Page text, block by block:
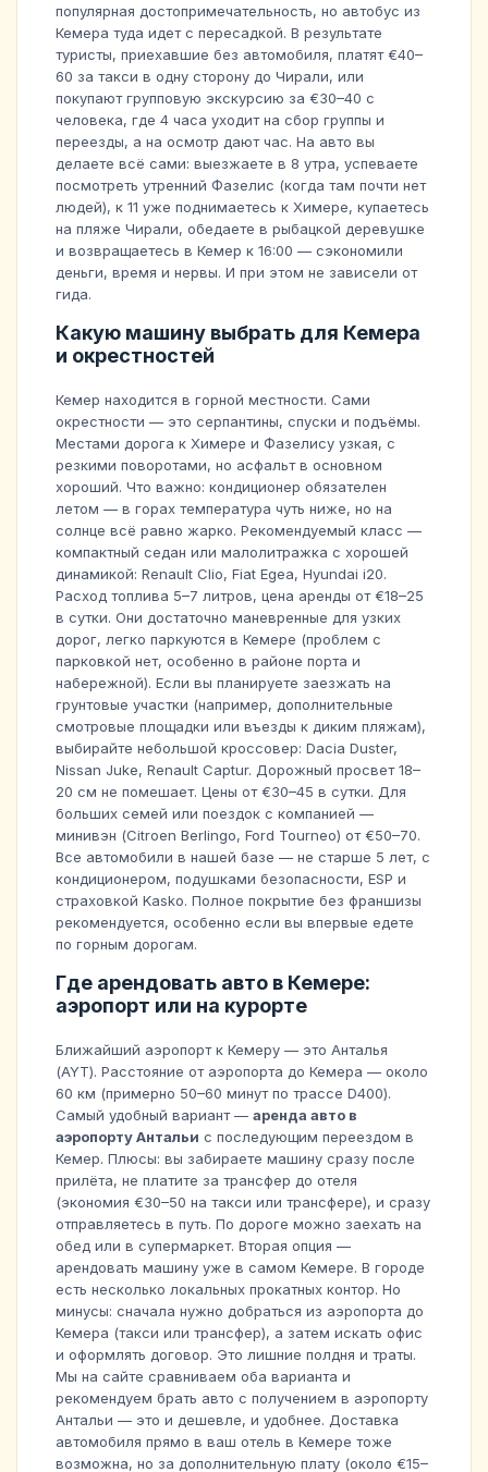
популярная достопримечательность, но автобус из
Кемера туда идет с пересадкой. В результате
туристы, приехавшие без автомобиля, платят €40–
60 за такси в одну сторону до Чирали, или
покупают групповую экскурсию за €30–40 с
человека, где 4 часа уходит на сбор группы и
переезды, а на осмотр дают час. На авто вы
делаете всё сами: выезжаете в 8 утра, успеваете
посмотреть утренний Фазелис (когда там почти нет
людей), к 11 уже поднимаетесь к Химере, купаетесь
на пляже Чирали, обедаете в рыбацкой деревушке
и возвращаетесь в Кемер к 16:00 — сэкономили
деньги, время и нервы. И при этом не зависели от
гида.
Какую машину выбрать для Кемера
и окрестностей
Кемер находится в горной местности. Сами
окрестности — это серпантины, спуски и подъёмы.
Местами дорога к Химере и Фазелису узкая, с
резкими поворотами, но асфальт в основном
хороший. Что важно: кондиционер обязателен
летом — в горах температура чуть ниже, но на
солнце всё равно жарко. Рекомендуемый класс —
компактный седан или малолитражка с хорошей
динамикой: Renault Clio, Fiat Egea, Hyundai i20.
Расход топлива 5–7 литров, цена аренды от €18–25
в сутки. Они достаточно маневренные для узких
дорог, легко паркуются в Кемере (проблем с
парковкой нет, особенно в районе порта и
набережной). Если вы планируете заезжать на
грунтовые участки (например, дополнительные
смотровые площадки или въезды к диким пляжам),
выбирайте небольшой кроссовер: Dacia Duster,
Nissan Juke, Renault Captur. Дорожный просвет 18–
20 см не помешает. Цены от €30–45 в сутки. Для
больших семей или поездок с компанией —
минивэн (Citroen Berlingo, Ford Tourneo) от €50–70.
Все автомобили в нашей базе — не старше 5 лет, с
кондиционером, подушками безопасности, ESP и
страховкой Kasko. Полное покрытие без франшизы
рекомендуется, особенно если вы впервые едете
по горным дорогам.
Где арендовать авто в Кемере:
аэропорт или на курорте
Ближайший аэропорт к Кемеру — это Анталья
(AYT). Расстояние от аэропорта до Кемера — около
60 км (примерно 50–60 минут по трассе D400).
Самый удобный вариант — аренда авто в
аэропорту Антальи с последующим переездом в
Кемер. Плюсы: вы забираете машину сразу после
прилёта, не платите за трансфер до отеля
(экономия €30–50 на такси или трансфере), и сразу
отправляетесь в путь. По дороге можно заехать на
обед или в супермаркет. Вторая опция —
арендовать машину уже в самом Кемере. В городе
есть несколько локальных прокатных контор. Но
минусы: сначала нужно добраться из аэропорта до
Кемера (такси или трансфер), а затем искать офис
и оформлять договор. Это лишние полдня и траты.
Мы на сайте сравниваем оба варианта и
рекомендуем брать авто с получением в аэропорту
Антальи — это и дешевле, и удобнее. Доставка
автомобиля прямо в ваш отель в Кемере тоже
возможна, но за дополнительную плату (около €15–